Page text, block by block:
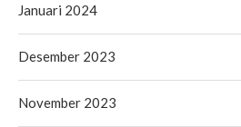
Januari 2024
Desember 2023
November 2023